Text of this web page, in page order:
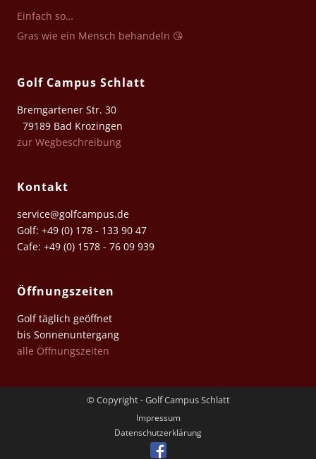
Einfach so…
Gras wie ein Mensch behandeln 😘
Golf Campus Schlatt
Bremgartener Str. 30
79189 Bad Krozingen
zur Wegbeschreibung
Kontakt
service@golfcampus.de
Golf: +49 (0) 178 - 133 90 47
Cafe: +49 (0) 1578 - 76 09 939
Öffnungszeiten
Golf täglich geöffnet
bis Sonnenuntergang
alle Öffnungszeiten
© Copyright - Golf Campus Schlatt
Impressum
Datenschutz­erklärung